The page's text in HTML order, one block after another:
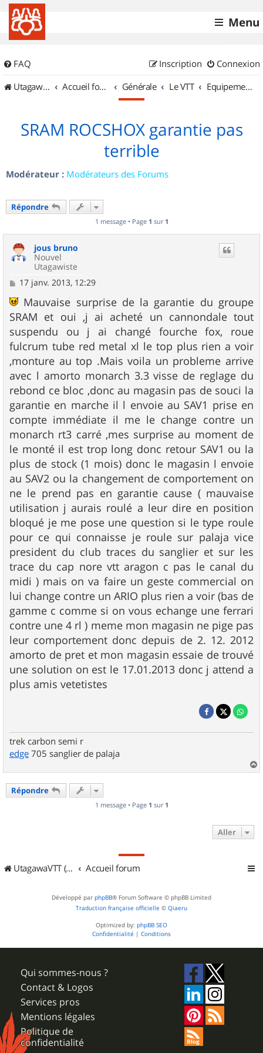
Menu
FAQ Connexion
Inscription
UtagawaVTT (Randos VTT et VTTAE avec traces GPS)
Accueil forum Générale Le VTT Equipements et Accessoires
SRAM ROCSHOX garantie pas
terrible
Modérateur : Modérateurs des Forums
Répondre
1 message • Page 1 sur 1
jous bruno
Nouvel
Utagawiste
M
s
a
g
e
17 janv. 2013, 12:29
Mauvaise surprise de la garantie du groupe
SRAM et oui ,j ai acheté un cannondale tout
suspendu ou j ai changé fourche fox, roue
fulcrum tube red metal xl le top plus rien a voir
,monture au top .Mais voila un probleme arrive
avec l amorto monarch 3.3 visse de reglage du
rebond ce bloc ,donc au magasin pas de souci la
garantie en marche il l envoie au SAV1 prise en
compte immédiate il me le change contre un
monarch rt3 carré ,mes surprise au moment de
le monté il est trop long donc retour SAV1 ou la
plus de stock (1 mois) donc le magasin l envoie
au SAV2 ou la changement de comportement on
ne le prend pas en garantie cause ( mauvaise
utilisation j aurais roulé a leur dire en position
bloqué je me pose une question si le type roule
pour ce qui connaisse je roule sur palaja vice
president du club traces du sanglier et sur les
trace du cap nore vtt aragon c pas le canal du
midi ) mais on va faire un geste commercial on
lui change contre un ARIO plus rien a voir (bas de
gamme c comme si on vous echange une ferrari
contre une 4 rl ) meme mon magasin ne pige pas
leur comportement donc depuis de 2. 12. 2012
amorto de pret et mon magasin essaie de trouvé
une solution on est le 17.01.2013 donc j attend a
plus amis vetetistes
trek carbon semi r
edge 705 sanglier de palaja
a
Répondre
1 message • Page 1 sur 1
Aller
UtagawaVTT (Randos VTT et VTTAE avec traces GPS) Accueil forum
Développé par phpBB® Forum Software © phpBB Limited
Traduction française officielle © Qiaeru
Optimized by: phpBB SEO
Confidentialité | Conditions
Qui sommes-nous ?
Contact & Logos
Services pros
Mentions légales
Politique de
confidentialité